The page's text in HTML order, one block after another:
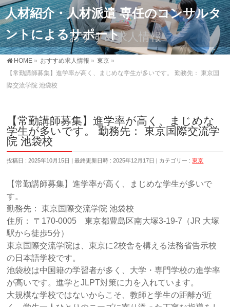
人材紹介・人材派遣 専任のコンサルタ
ントによるサポート
おすすめ求人情報
HOME » おすすめ求人情報 » 東京 »
【常勤講師募集】進学率が高く、まじめな学生が多いです。 勤務先： 東京国
際交流学院 池袋校
【常勤講師募集】進学率が高く、まじめな
学生が多いです。 勤務先： 東京国際交流学
院 池袋校
投稿日 : 2025年10月15日 最終更新日時 : 2025年12月17日 カテゴリー :東京
【常勤講師募集】進学率が高く、まじめな学生が多いで
す。
勤務先： 東京国際交流学院 池袋校
住所： 〒170-0005 東京都豊島区南大塚3-19-7（JR 大塚
駅から徒歩5分）
東京国際交流学院は、東京に2校舎を構える法務省告示校
の日本語学校です。
池袋校は中国籍の学習者が多く、大学・専門学校の進学率
が高いです。進学とJLPT対策に力を入れています。
大規模な学校ではないからこそ、教師と学生の距離が近